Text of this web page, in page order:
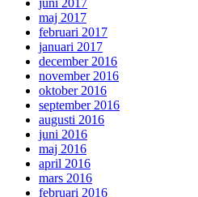
juni 2017
maj 2017
februari 2017
januari 2017
december 2016
november 2016
oktober 2016
september 2016
augusti 2016
juni 2016
maj 2016
april 2016
mars 2016
februari 2016